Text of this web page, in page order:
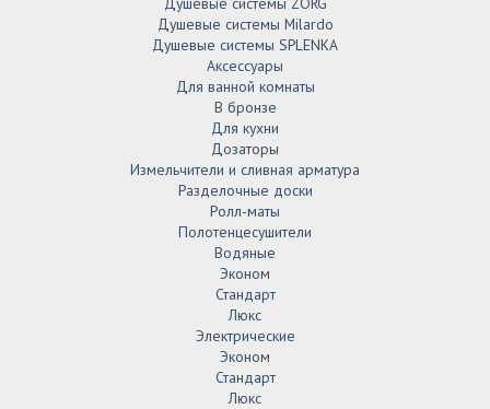
Душевые системы Milardo
Душевые системы SPLENKA
Аксессуары
Для ванной комнаты
В бронзе
Для кухни
Дозаторы
Измельчители и сливная арматура
Разделочные доски
Ролл-маты
Полотенцесушители
Водяные
Эконом
Стандарт
Люкс
Электрические
Эконом
Стандарт
Люкс